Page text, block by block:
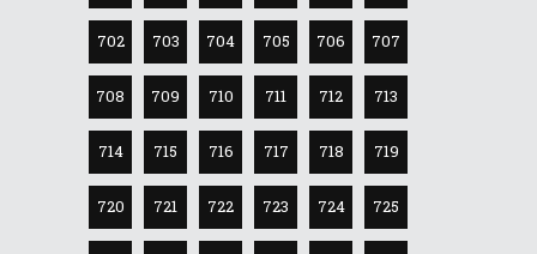
702 703 704 705 706 707
708 709 710 711 712 713
714 715 716 717 718 719
720 721 722 723 724 725